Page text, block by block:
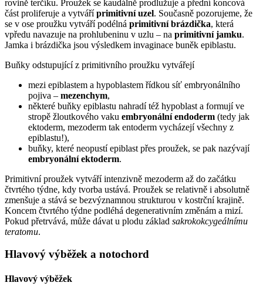
rovině terčíku. Proužek se kaudálně prodlužuje a přední koncová
část proliferuje a vytváříprimitivní uzel. Současně pozorujeme, že
se v ose proužku vytváří podélná primitivní brázdička, která
vpředu navazuje na prohlubeninu v uzlu – na primitivní jamku.
Jamka i brázdička jsou výsledkem invaginace buněk epiblastu.
Buňky odstupující z primitivního proužku vytvářejí
mezi epiblastem a hypoblastem řídkou síť embryonálního
pojiva – mezenchym,
některé buňky epiblastu nahradí též hypoblast a formují ve
stropě žloutkového vaku embryonální endoderm (tedy jak
ektoderm, mezoderm tak entoderm vycházejí všechny z
epiblastu!),
buňky, které neopustí epiblast přes proužek, se pak nazývají
embryonální ektoderm.
Primitivní proužek vytváří intenzivně mezoderm až do začátku
čtvrtého týdne, kdy tvorba ustává. Proužek se relativně i absolutně
zmenšuje a stává se bezvýznamnou strukturou v kostrční krajině.
Koncem čtvrtého týdne podléhá degenerativním změnám a mizí.
Pokud přetrvává, může dávat u plodu základ sakrokokcygeálnímu
teratomu.
Hlavový výběžek a notochord
Hlavový výběžek